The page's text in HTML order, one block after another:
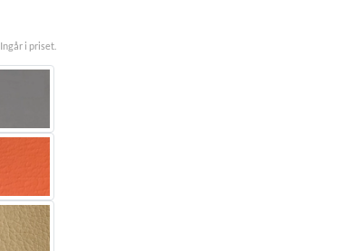
Ingår i priset.